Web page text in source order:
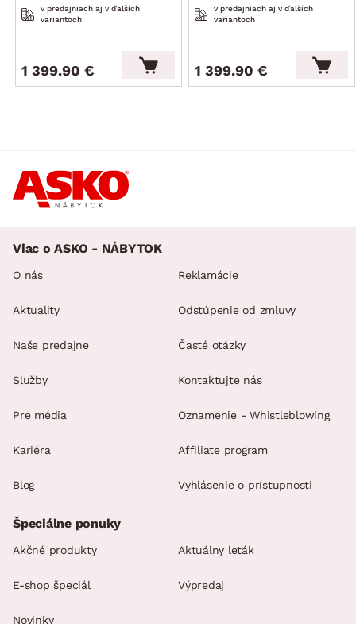
v predajniach aj v ďalších
variantoch
1 399.90 €
v predajniach aj v ďalších
variantoch
1 399.90 €
Viac o ASKO - NÁBYTOK
O nás
Aktuality
Naše predajne
Služby
Pre média
Kariéra
Blog
Reklamácie
Odstúpenie od zmluvy
Časté otázky
Kontaktujte nás
Oznamenie - Whistleblowing
Affiliate program
Vyhlásenie o prístupnosti
Špeciálne ponuky
Akčné produkty Aktuálny leták
E-shop špeciál Výpredaj
Novinky